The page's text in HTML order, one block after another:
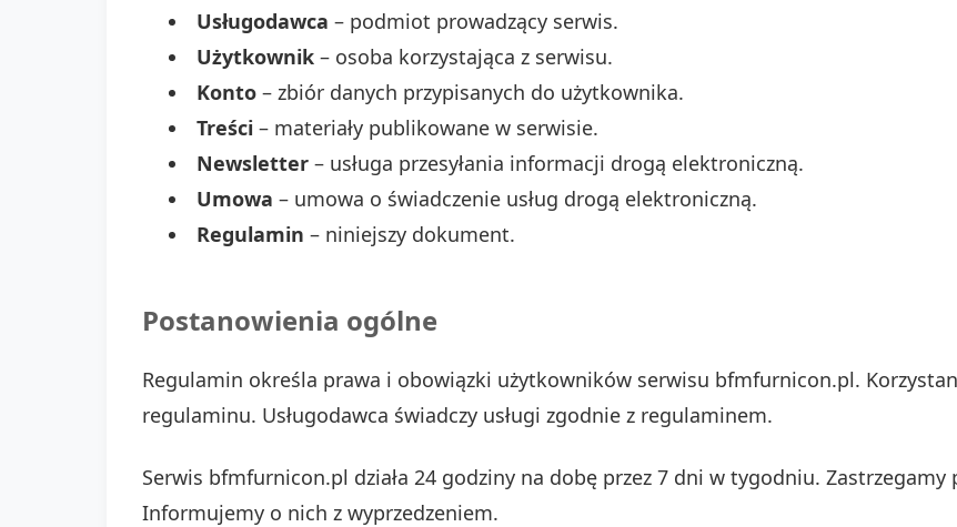
Usługodawca – podmiot prowadzący serwis.
Użytkownik – osoba korzystająca z serwisu.
Konto – zbiór danych przypisanych do użytkownika.
Treści – materiały publikowane w serwisie.
Newsletter – usługa przesyłania informacji drogą elektroniczną.
Umowa – umowa o świadczenie usług drogą elektroniczną.
Regulamin – niniejszy dokument.
Postanowienia ogólne
Regulamin określa prawa i obowiązki użytkowników serwisu bfmfurnicon.pl.
regulaminu. Usługodawca świadczy usługi zgodnie z regulaminem.
Serwis bfmfurnicon.pl działa 24 godziny na dobę przez 7 dni w tygodniu.
Informujemy o nich z wyprzedzeniem.